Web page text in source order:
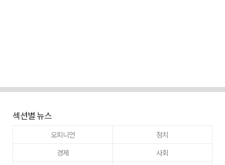
섹션별 뉴스
오피니언
정치
경제
사회